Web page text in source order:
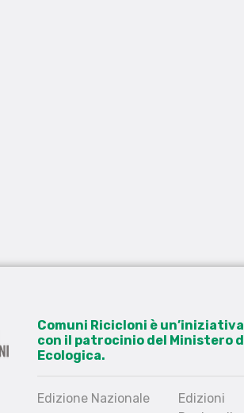
Comuni Ricicloni è
con il patrocinio del Ministero
Ecologica.
Edizione Nazionale
Edizioni